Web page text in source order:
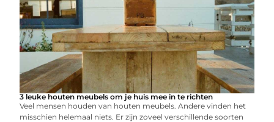
3 leuke houten meubels om je huis mee in te richten
Veel mensen houden van houten meubels. Andere vinden het
misschien helemaal niets. Er zijn zoveel verschillende soorten